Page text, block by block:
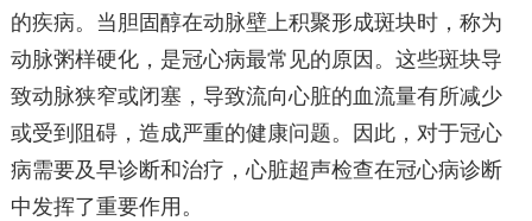
的疾病。当胆固醇在动脉壁上积聚形成斑块时，称为
动脉粥样硬化，是冠心病最常见的原因。这些斑块导
致动脉狭窄或闭塞，导致流向心脏的血流量有所减少
或受到阻碍，造成严重的健康问题。因此，对于冠心
病需要及早诊断和治疗，心脏超声检查在冠心病诊断
中发挥了重要作用。